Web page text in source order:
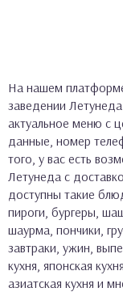
На нашем
заведении
актуальное меню с
данные, номер
того, у вас есть
Летунеда с
доступны такие
пироги, бургеры,
шаурма, пончики,
завтраки, ужин,
кухня, японская
азиатская кухня и